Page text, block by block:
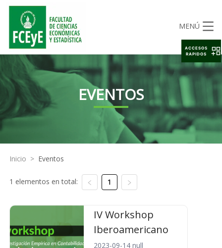
MENÚ
EVENTOS
Inicio > Eventos
1 elementos en total: 1
IV Workshop
Iberoamericano
2023-09-14 null
ACCESOS
RAPIDOS